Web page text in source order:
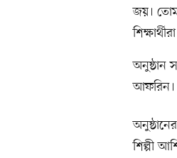
জয়।
অনুষ্ঠান
আফরিন।
শিল্পী